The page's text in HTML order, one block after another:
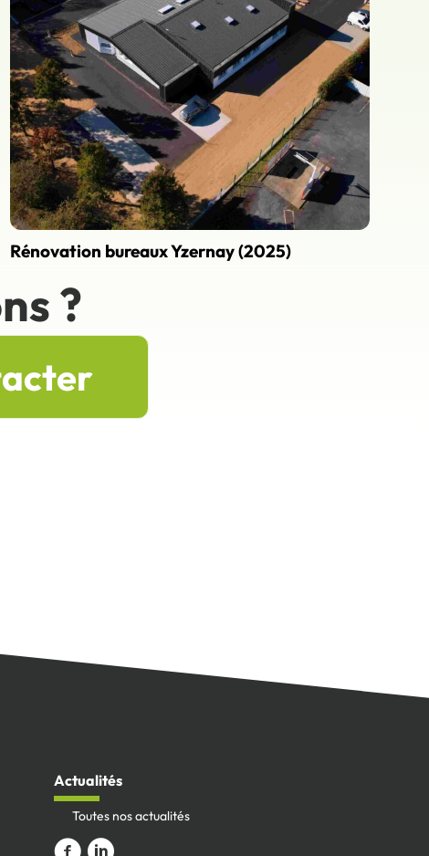
Rénovation bureaux Yzernay (2025)
?
Actualités
Toutes nos actualités
Aller vers la page Facebook
Aller sur le compte Linkedin